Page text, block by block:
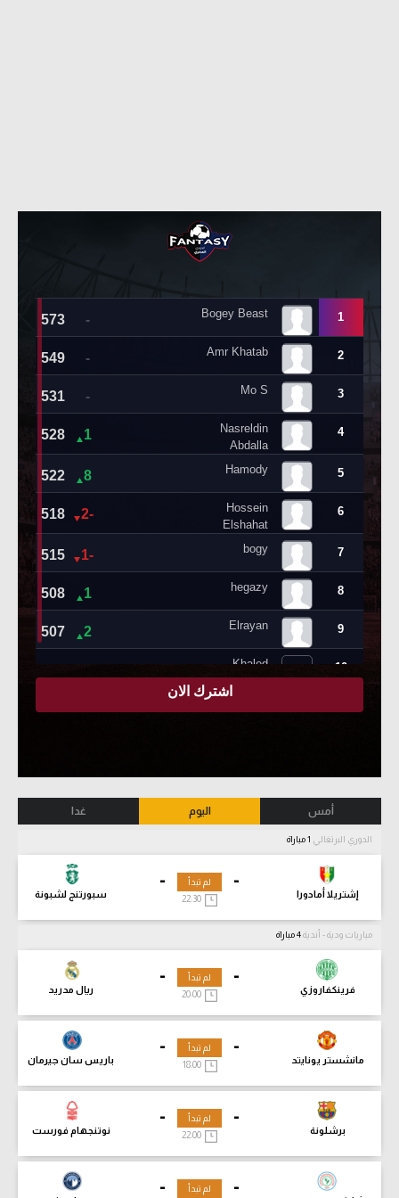
أمس اليوم غدا
الدوري البرتغالي
-
إشتريلا أمادورا
-
سبورتنج لشبونة
لم تبدأ
مباريات ودية - أندية
-
فرينكفاروزي
-
ريال مدريد
لم تبدأ
-
مانشستر يونايتد
-
باريس سان جيرمان
لم تبدأ
18:00
-
برشلونة
-
نوتنجهام فورست
لم تبدأ
-
- لم تبدأ